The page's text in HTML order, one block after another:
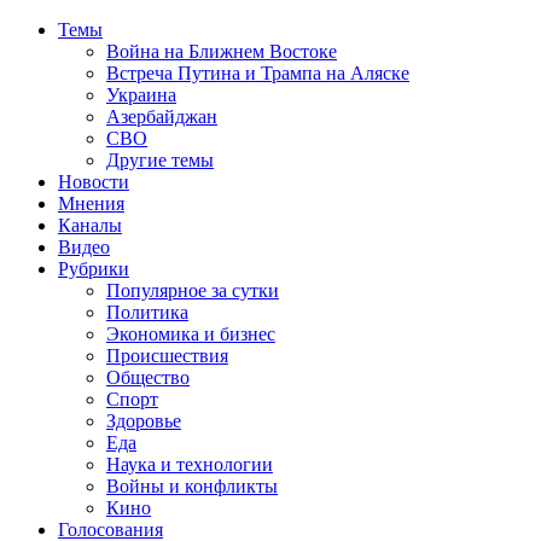
Темы
Война на Ближнем Востоке
Встреча Путина и Трампа на Аляске
Украина
Азербайджан
СВО
Другие темы
Новости
Мнения
Каналы
Видео
Рубрики
Популярное за сутки
Политика
Экономика и бизнес
Происшествия
Общество
Спорт
Здоровье
Еда
Наука и технологии
Войны и конфликты
Кино
Голосования